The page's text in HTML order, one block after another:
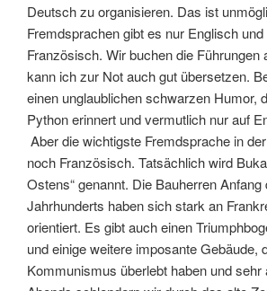
Deutsch zu organisieren. Das ist
Fremdsprachen gibt es nur Englisch
Französisch. Wir buchen die Führungen
kann ich zur Not auch gut übersetzen.
einen unglaublichen schwarzen Humor,
Python erinnert und vermutlich nur auf
Aber die wichtigste Fremdsprache in
noch Französisch. Tatsächlich wird
Ostens“ genannt. Die Bauherren Anfang
Jahrhunderts haben sich stark an
orientiert. Es gibt auch einen
und einige weitere imposante Gebäude,
Kommunismus überlebt haben und sehr